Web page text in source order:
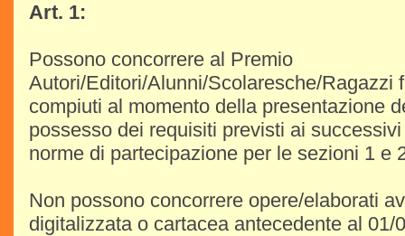
Art. 1:
Possono concorrere al Premio
Autori/Editori/Alunni/Scolaresche/Ragazzi
compiuti al momento della presentazione
possesso dei requisiti previsti ai
norme di partecipazione per le sezioni 1 e
Non possono concorrere opere/elaborati
digitalizzata o cartacea antecedente al 01/